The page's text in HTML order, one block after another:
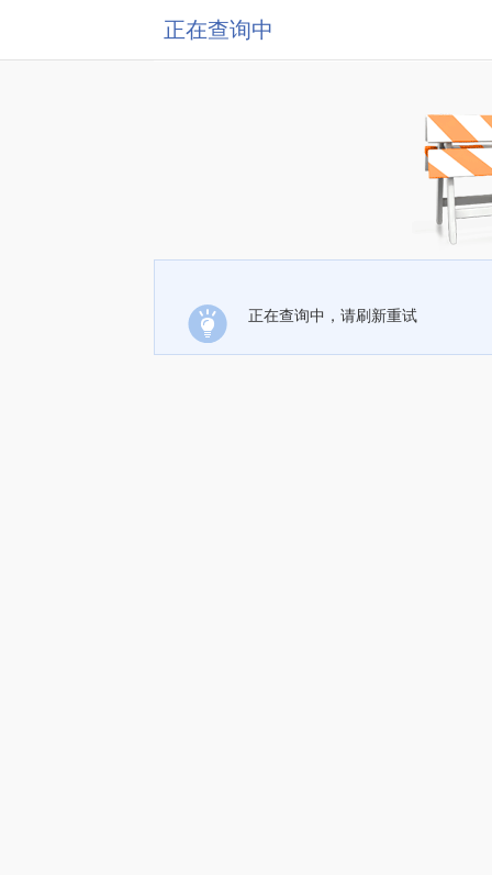
正在查询中
正在查询中，请刷新重试